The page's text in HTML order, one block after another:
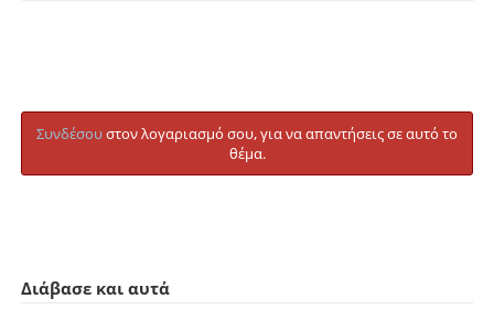
Συνδέσουστον λογαριασμό σου, για να απαντήσεις σε αυτό το
θέμα.
Διάβασε και αυτά